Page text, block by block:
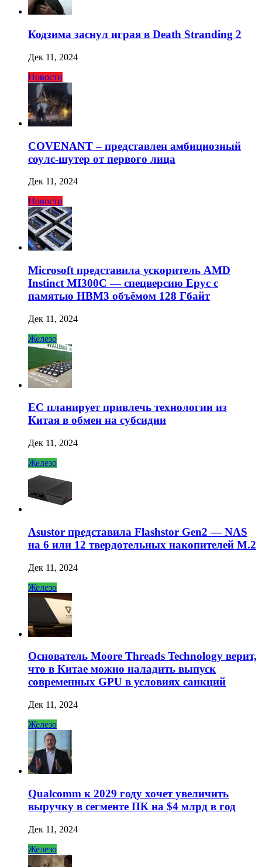
Кодзима заснул играя в Death Stranding 2
Дек 11, 2024
Новости
COVENANT – представлен амбициозный
соулс-шутер от первого лица
Дек 11, 2024
Новости
Microsoft представила ускоритель AMD
Instinct MI300C — спецверсию Epyc с
памятью HBM3 объёмом 128 Гбайт
Дек 11, 2024
Железо
ЕС планирует привлечь технологии из
Китая в обмен на субсидии
Дек 11, 2024
Железо
Asustor представила Flashstor Gen2 — NAS
на 6 или 12 твердотельных накопителей M.2
Дек 11, 2024
Железо
Основатель Moore Threads Technology верит,
что в Китае можно наладить выпуск
современных GPU в условиях санкций
Дек 11, 2024
Железо
Qualcomm к 2029 году хочет увеличить
выручку в сегменте ПК на $4 млрд в год
Дек 11, 2024
Железо